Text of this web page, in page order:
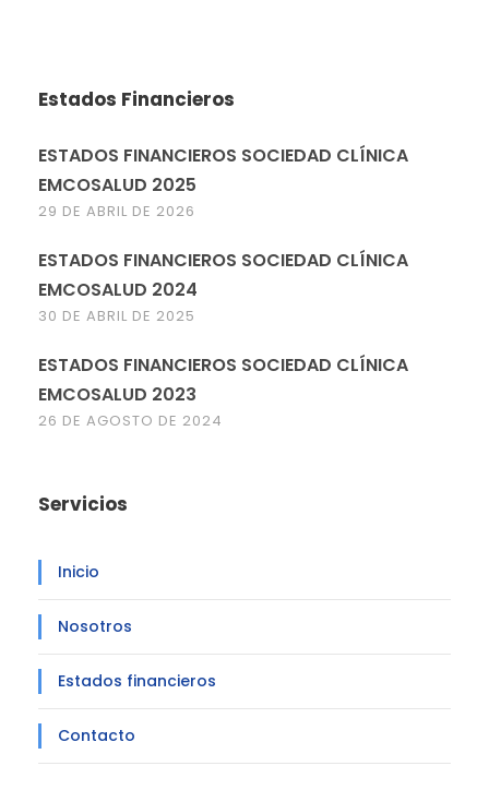
Estados Financieros
ESTADOS FINANCIEROS SOCIEDAD CLÍNICA
EMCOSALUD 2025
29 DE ABRIL DE 2026
ESTADOS FINANCIEROS SOCIEDAD CLÍNICA
EMCOSALUD 2024
30 DE ABRIL DE 2025
ESTADOS FINANCIEROS SOCIEDAD CLÍNICA
EMCOSALUD 2023
26 DE AGOSTO DE 2024
Servicios
Inicio
Nosotros
Estados financieros
Contacto